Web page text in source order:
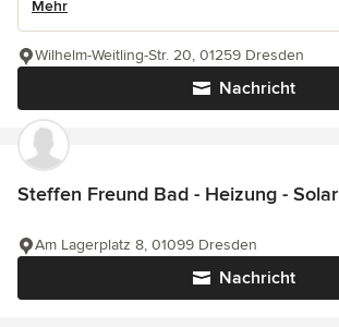
Mehr
Nachricht
Wilhelm-Weitling-Str. 20, 01259 Dresden
Steffen Freund Bad - Heizung - Solar
Nachricht
Am Lagerplatz 8, 01099 Dresden